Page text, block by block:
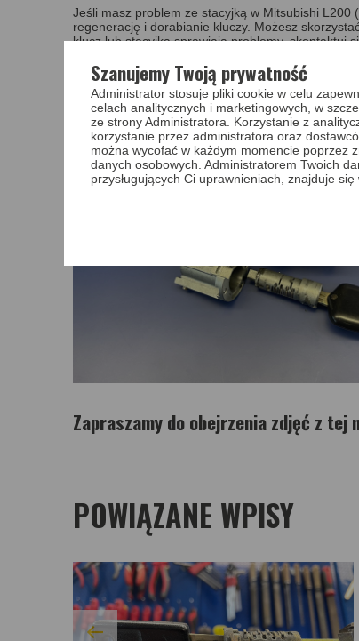
Jeśli masz problem ze stacyjką w Mitsubishi
regenerację i dorabianie kluczy. Możesz
klucz lub stacyjka sprawiają problemy, skontaktuj
Zapraszamy do obejrzenia zdjęć z tej
POWIĄZANE WPISY
Szanujemy Twoją prywatność
Administrator stosuje pliki cookie w celu
celach analitycznych i marketingowych, w
ze strony Administratora. Korzystanie z
korzystanie przez administratora oraz
można wycofać w każdym momencie poprzez
danych osobowych. Administratorem Twoich
przysługujących Ci uprawnieniach, znajduje się